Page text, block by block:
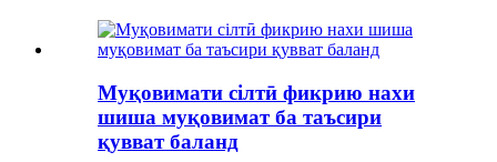
Муқовимати сілтӣ фикрию нахи
шиша муқовимат ба таъсири
қувват баланд